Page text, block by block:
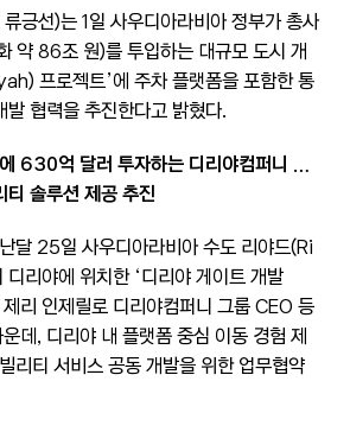
긍선)는 1일 사우디아라비아 정부가 총사
약 86조 원)를 투입하는 대규모 도시 개
프로젝트’에 주차 플랫폼을 포함한 통
협력을 추진한다고 밝혔다.
630억 달러 투자하는 디리야컴퍼니 …
솔루션 제공 추진
달 25일 사우디아라비아 수도 리야드(Ri
리야에 위치한 ‘디리야 게이트 개발
리 인제릴로 디리야컴퍼니 그룹 CEO 등
데, 디리야 내 플랫폼 중심 이동 경험 제
리티 서비스 공동 개발을 위한 업무협약